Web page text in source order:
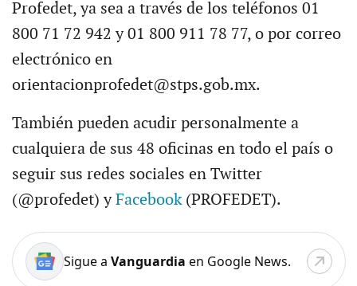
Profedet, ya sea a través de los teléfonos 01
800 71 72 942 y 01 800 911 78 77, o por correo
electrónico en
orientacionprofedet@stps.gob.mx.
También pueden acudir personalmente a
cualquiera de sus 48 oficinas en todo el país o
seguir sus redes sociales en Twitter
(@profedet) yFacebook (PROFEDET).
Sigue a Vanguardia en Google News.